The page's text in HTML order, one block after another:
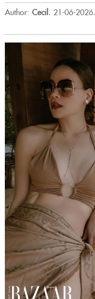
Author: Cecil. 21-06-2026.